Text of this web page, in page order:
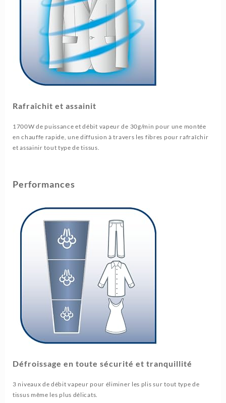
Rafraîchit et assainit
1700W de puissance et débit vapeur de 30g/min pour une montée
en chauffe rapide, une diffusion à travers les fibres pour rafraîchir
et assainir tout type de tissus.
Performances
Défroissage en toute sécurité et tranquillité
3 niveaux de débit vapeur pour éliminer les plis sur tout type de
tissus même les plus délicats.